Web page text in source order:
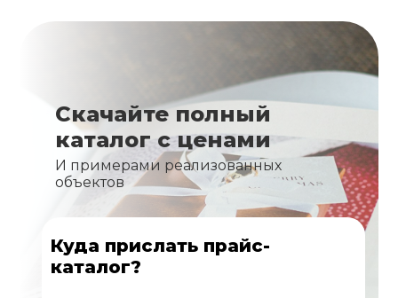
Скачайте полный
каталог с ценами
И примерами реализованных
объектов
Куда прислать прайс-
каталог?